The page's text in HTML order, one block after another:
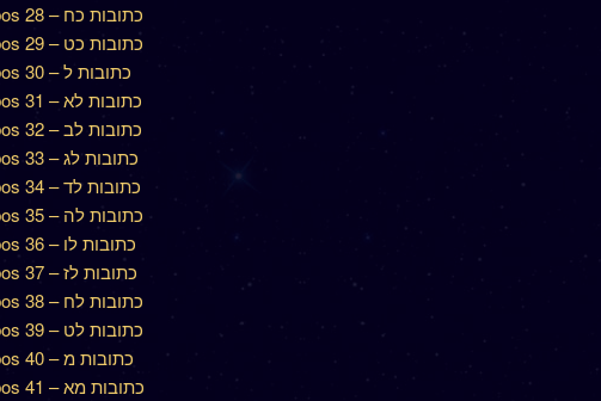
Kesubos 28 – כתובות כח
Kesubos 29 – כתובות כט
Kesubos 30 – כתובות ל
Kesubos 31 – כתובות לא
Kesubos 32 – כתובות לב
Kesubos 33 – כתובות לג
Kesubos 34 – כתובות לד
Kesubos 35 – כתובות לה
Kesubos 36 – כתובות לו
Kesubos 37 – כתובות לז
Kesubos 38 – כתובות לח
Kesubos 39 – כתובות לט
Kesubos 40 – כתובות מ
Kesubos 41 – כתובות מא